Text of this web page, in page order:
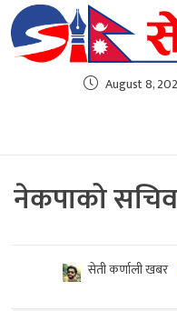
August 8,
नेकपाको
सेती कर्णाली खबर